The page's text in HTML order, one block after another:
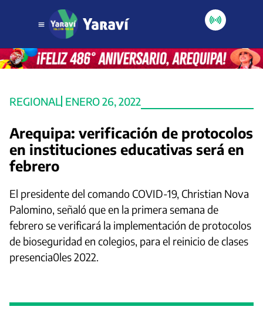
REGIONAL ENERO 26, 2022
Arequipa: verificación de protocolos
en instituciones educativas será en
febrero
El presidente del comando COVID-19, Christian Nova
Palomino, señaló que en la primera semana de
febrero se verificará la implementación de protocolos
de bioseguridad en colegios, para el reinicio de clases
presencia0les 2022.